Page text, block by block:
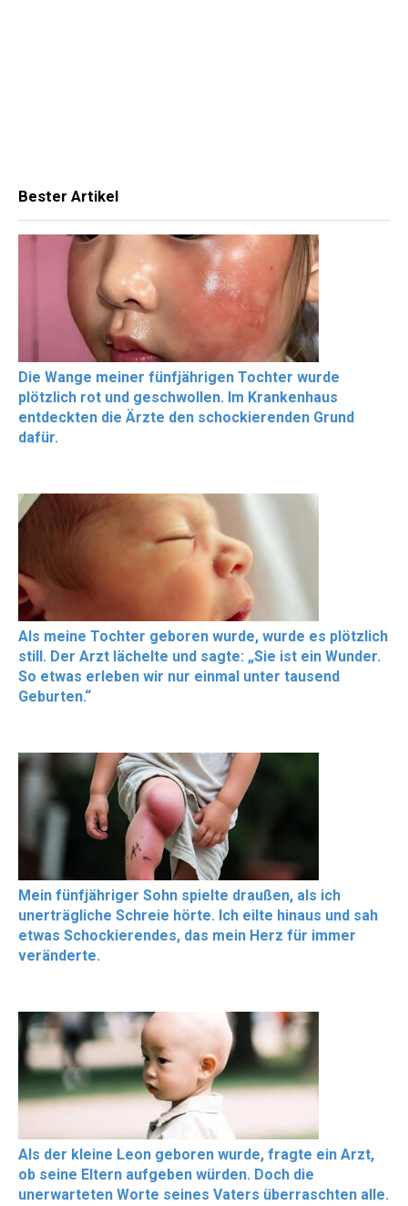
Bester Artikel
Die Wange meiner fünfjährigen Tochter wurde
plötzlich rot und geschwollen. Im Krankenhaus
entdeckten die Ärzte den schockierenden Grund
dafür.
Als meine Tochter geboren wurde, wurde es plötzlich
still. Der Arzt lächelte und sagte: „Sie ist ein Wunder.
So etwas erleben wir nur einmal unter tausend
Geburten.“
Mein fünfjähriger Sohn spielte draußen, als ich
unerträgliche Schreie hörte. Ich eilte hinaus und sah
etwas Schockierendes, das mein Herz für immer
veränderte.
Als der kleine Leon geboren wurde, fragte ein Arzt,
ob seine Eltern aufgeben würden. Doch die
unerwarteten Worte seines Vaters überraschten alle.